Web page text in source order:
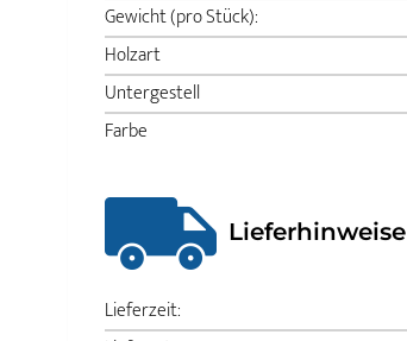
Gewicht (pro Stück):
Holzart
Untergestell
Farbe
Lieferhinweise
Lieferzeit: